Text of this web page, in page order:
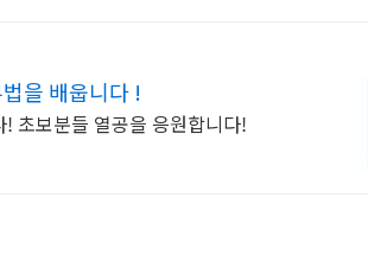
을 배웁니다 !
초보분들 열공을 응원합니다!